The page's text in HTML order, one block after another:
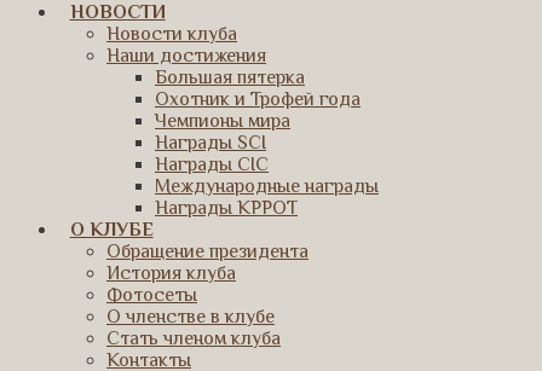
НОВОСТИ
Новости клуба
Наши достижения
Большая пятерка
Охотник и Трофей года
Чемпионы мира
Награды SCI
Награды CIC
Международные награды
Награды КРРОТ
О КЛУБЕ
Обращение президента
История клуба
Фотосеты
О членстве в клубе
Стать членом клуба
Контакты